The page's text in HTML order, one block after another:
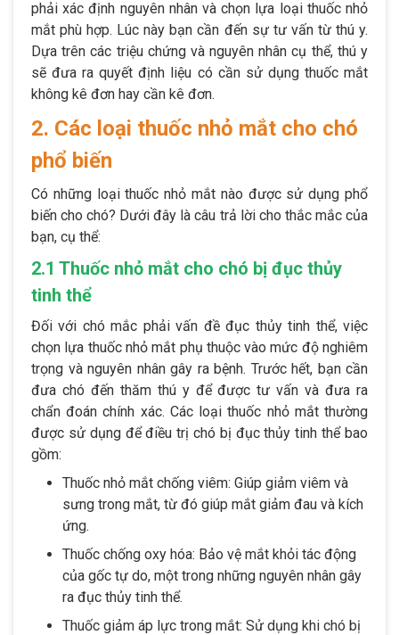
phải xác định nguyên nhân và chọn lựa loại thuốc nhỏ
mắt phù hợp. Lúc này bạn cần đến sự tư vấn từ thú y.
Dựa trên các triệu chứng và nguyên nhân cụ thể, thú y
sẽ đưa ra quyết định liệu có cần sử dụng thuốc mắt
không kê đơn hay cần kê đơn.
2. Các loại thuốc nhỏ mắt cho chó
phổ biến
Có những loại thuốc nhỏ mắt nào được sử dụng phổ
biến cho chó? Dưới đây là câu trả lời cho thắc mắc của
bạn, cụ thể:
2.1 Thuốc nhỏ mắt cho chó bị đục thủy
tinh thể
Đối với chó mắc phải vấn đề đục thủy tinh thể, việc
chọn lựa thuốc nhỏ mắt phụ thuộc vào mức độ nghiêm
trọng và nguyên nhân gây ra bệnh. Trước hết, bạn cần
đưa chó đến thăm thú y để được tư vấn và đưa ra
chẩn đoán chính xác. Các loại thuốc nhỏ mắt thường
được sử dụng để điều trị chó bị đục thủy tinh thể bao
gồm:
Thuốc nhỏ mắt chống viêm: Giúp giảm viêm và
sưng trong mắt, từ đó giúp mắt giảm đau và kích
ứng.
Thuốc chống oxy hóa: Bảo vệ mắt khỏi tác động
của gốc tự do, một trong những nguyên nhân gây
ra đục thủy tinh thể.
Thuốc giảm áp lực trong mắt: Sử dụng khi chó bị